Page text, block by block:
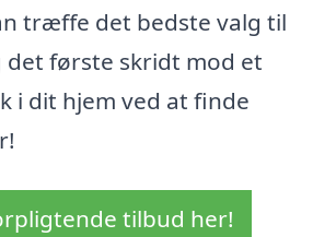
træffe det bedste valg til
det første skridt mod et
i dit hjem ved at finde
tilbud her!